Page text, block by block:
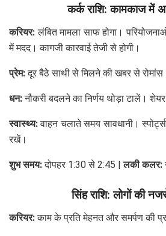
कर्क राशि: कामकाज में
करियर: लंबित मामला साफ होगा।
में मदद। कागजी कारवाई तेजी से होगी।
प्रेम:दूर बैठे साथी से मिलने की खबर से
धन:नौकरी बदलने का निर्णय थोड़ा टालें।
स्वास्थ्य:वाहन चलाते समय सावधानी।
रखें।
शुभ समय:दोपहर 1:30 से 2:45 |लकी कलर:
सिंह राशि: लोगों की
करियर:काम के प्रति मेहनत और समर्पण की